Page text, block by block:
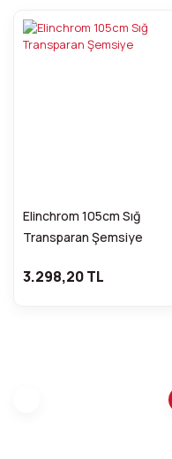
Elinchrom 105cm Sığ
Transparan Şemsiye
3.298,20 TL